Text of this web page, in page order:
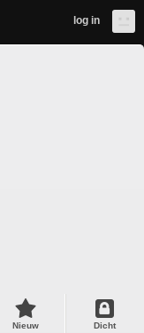
log in
Nieuw Dicht